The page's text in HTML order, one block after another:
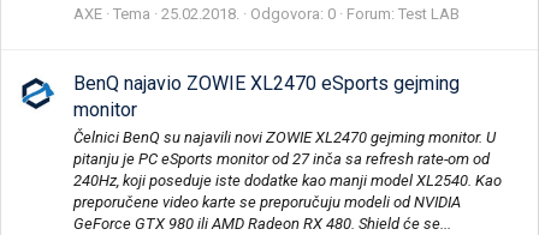
AXE Tema 25.02.2018. Odgovora: 0 Forum: Test LAB
BenQ najavio ZOWIE XL2470 eSports gejming
monitor
Čelnici BenQ su najavili novi ZOWIE XL2470 gejming monitor. U
pitanju je PC eSports monitor od 27 inča sa refresh rate-om od
240Hz, koji poseduje iste dodatke kao manji model XL2540. Kao
preporučene video karte se preporučuju modeli od NVIDIA
GeForce GTX 980 ili AMD Radeon RX 480. Shield će se...